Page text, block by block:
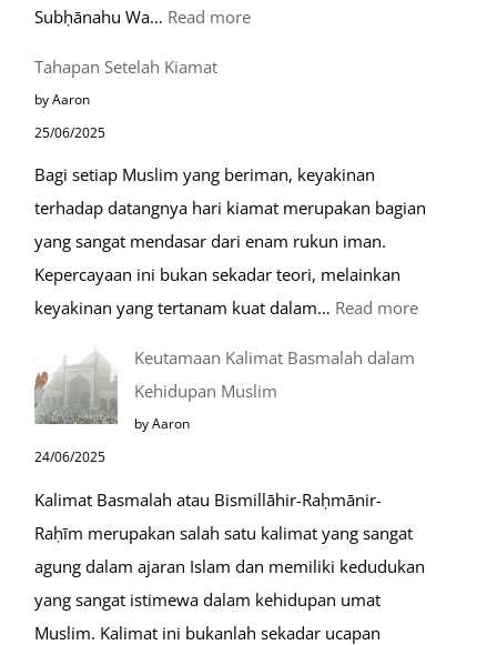
Subḥānahu Wa… Read more:
Tahapan Setelah Kiamat
by Aaron
25/06/2025
Bagi setiap Muslim yang beriman, keyakinan
terhadap datangnya hari kiamat merupakan bagian
yang sangat mendasar dari enam rukun iman.
Kepercayaan ini bukan sekadar teori, melainkan
keyakinan yang tertanam kuat dalam… Read more:
Keutamaan Kalimat Basmalah dalam
Kehidupan Muslim
by Aaron
24/06/2025
Kalimat Basmalah atau Bismillāhir-Raḥmānir-
Raḥīm merupakan salah satu kalimat yang sangat
agung dalam ajaran Islam dan memiliki kedudukan
yang sangat istimewa dalam kehidupan umat
Muslim. Kalimat ini bukanlah sekadar ucapan